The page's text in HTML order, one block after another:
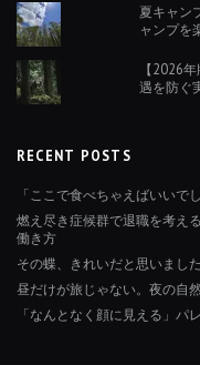
夏キャン
ャンプを
【2026
遇を防ぐ
RECENT POSTS
「ここで食べちゃえばいいで
燃え尽き症候群で退職を考え
働き方
その蝶、きれいだと思いまし
昼だけが旅じゃない。夜の自
「なんとなく顔に見える」パ